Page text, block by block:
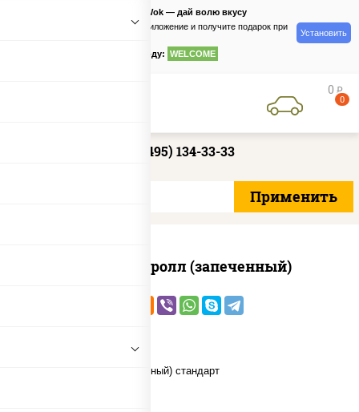
PizzaSushiWok — дай волю вкусу
Скачайте приложение и получите подарок при
по промокоду: WELCOME
Установить
0 руб
0
+7 (495) 134-33-33
Чили кани ролл (запеченный)